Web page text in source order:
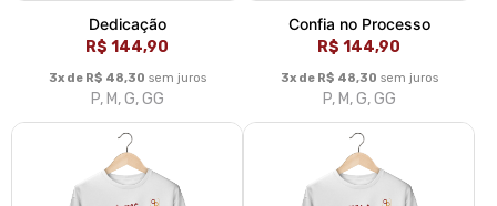
Dedicação
R$ 144,90
3x de R$ 48,30 sem juros
P, M, G, GG
Confia no Processo
R$ 144,90
3x de R$ 48,30 sem juros
P, M, G, GG